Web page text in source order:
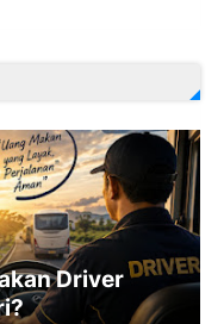
Driver